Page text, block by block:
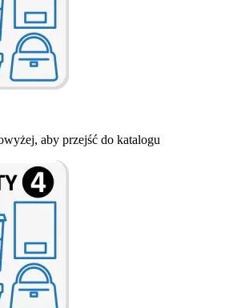
aby przejść do katalogu